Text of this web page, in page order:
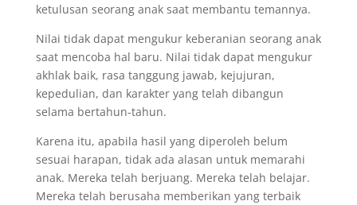
ketulusan seorang anak saat membantu temannya.
Nilai tidak dapat mengukur keberanian seorang anak
saat mencoba hal baru. Nilai tidak dapat mengukur
akhlak baik, rasa tanggung jawab, kejujuran,
kepedulian, dan karakter yang telah dibangun
selama bertahun-tahun.
Karena itu, apabila hasil yang diperoleh belum
sesuai harapan, tidak ada alasan untuk memarahi
anak. Mereka telah berjuang. Mereka telah belajar.
Mereka telah berusaha memberikan yang terbaik